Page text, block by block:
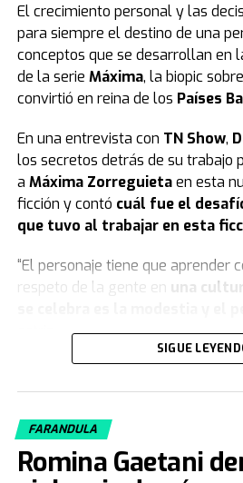
El crecimiento personal y las
para siempre el destino de una
conceptos que se desarrollan en
de la serie Máxima, la biopic
convirtió en reina de los Países
En una entrevista con TN Show,
los secretos detrás de su trabajo
a Máxima Zorreguietaen esta
ficción y contó cuál fue el
que tuvo al trabajar en esta
“El personaje tiene que aprender
respeto de la gente en una
Qué es lo más difícil que
La segunda temporada de
situación de quiebre que permite
SIGUE
FARANDULA
Romina Gaetani